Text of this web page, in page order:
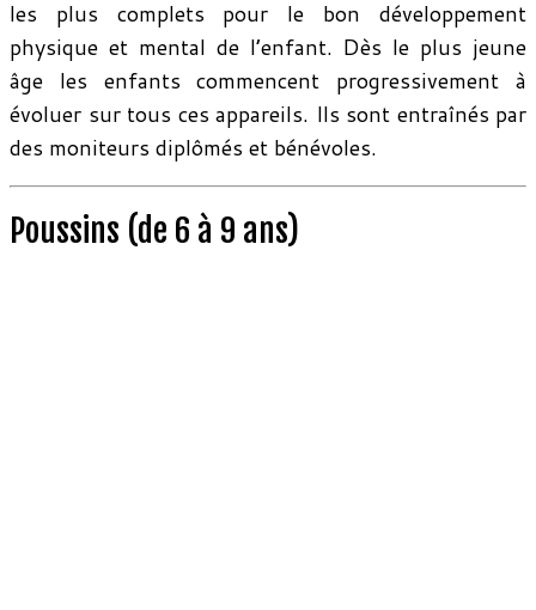
les plus complets pour le bon développement
physique et mental de l’enfant. Dès le plus jeune
âge les enfants commencent progressivement à
évoluer sur tous ces appareils. Ils sont entraînés par
des moniteurs diplômés et bénévoles.
Poussins (de 6 à 9 ans)